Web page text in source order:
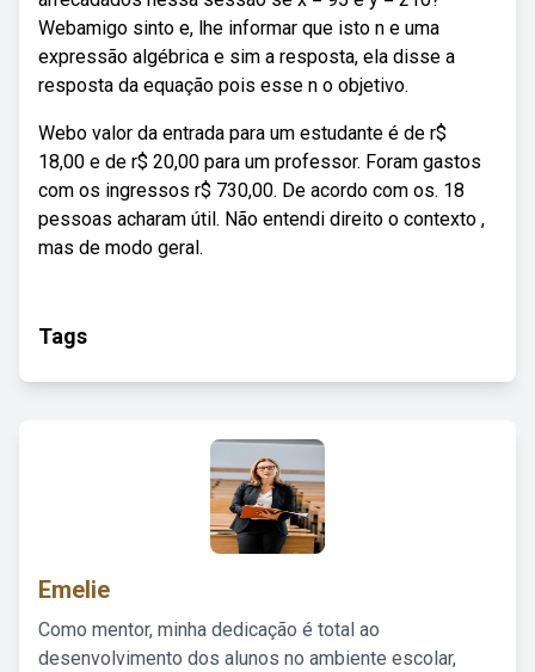
Webamigo sinto e, lhe informar que isto n e uma
expressão algébrica e sim a resposta, ela disse a
resposta da equação pois esse n o objetivo.
Webo valor da entrada para um estudante é de r$
18,00 e de r$ 20,00 para um professor. Foram gastos
com os ingressos r$ 730,00. De acordo com os. 18
pessoas acharam útil. Não entendi direito o contexto ,
mas de modo geral.
Tags
Emelie
Como mentor, minha dedicação é total ao
desenvolvimento dos alunos no ambiente escolar,